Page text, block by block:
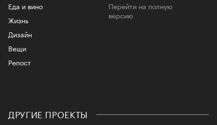
Еда и вино
Жизнь
Дизайн
Вещи
Репост
Перейти на полную
версию
ДРУГИЕ ПРОЕКТЫ